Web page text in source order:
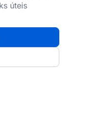
úteis